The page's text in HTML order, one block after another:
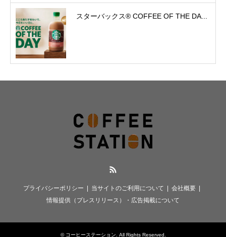
スターバックス® COFFEE OF THE DA...
プライバシーポリシー 当サイトのご利用について
会社概要
情報提供（プレスリリース）・広告掲載について
© コーヒーステーション. All Rights Reserved.